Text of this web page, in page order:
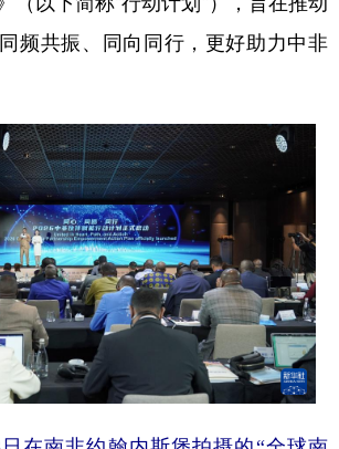
人居 信息化 数字经济
旅游 能源 会展
娱乐 时尚
一带一路 亚太网 上市公司
天津 河北 山西
频共振、同向同行，更好助力中非